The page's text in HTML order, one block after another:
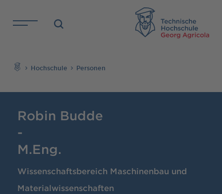
Direkt zu den Inhalten springen
Hochschule Personen
Robin Budde
-
M.Eng.
Wissenschaftsbereich Maschinenbau und
Materialwissenschaften